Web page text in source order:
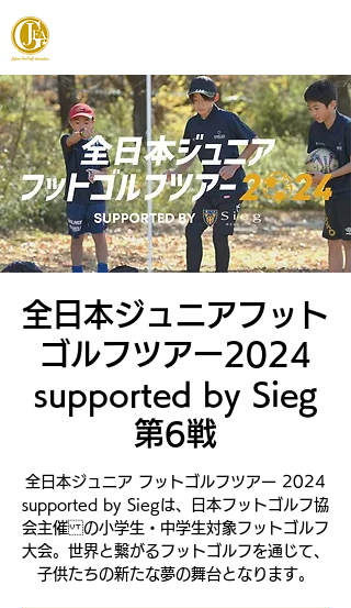
全日本ジュニアフット
ゴルフツアー2024
supported by Sieg
第6戦
全日本ジュニア フットゴルフツアー 2024
supported by Siegは、日本フットゴルフ協
会主催 の小学生・中学生対象フットゴルフ
大会。世界と繋がるフットゴルフを通じて、
子供たちの新たな夢の舞台となります。